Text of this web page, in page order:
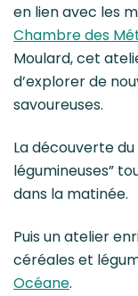
en lien avec les
Chambre des
Moulard, cet
d’explorer de
savoureuses.
La découverte
légumineuses”
dans la matinée.
Puis un atelier
céréales et
Océane.